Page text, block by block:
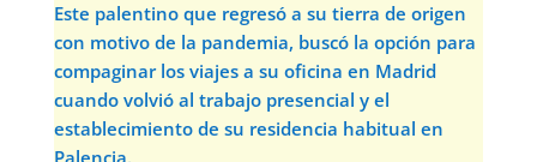
Este palentino que regresó a su tierra de origen
con motivo de la pandemia, buscó la opción para
compaginar los viajes a su oficina en Madrid
cuando volvió al trabajo presencial y el
establecimiento de su residencia habitual en
Palencia.